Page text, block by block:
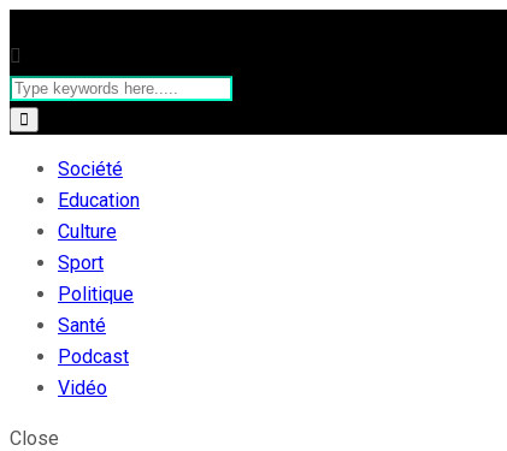
Société
Education
Culture
Sport
Politique
Santé
Podcast
Vidéo
Close